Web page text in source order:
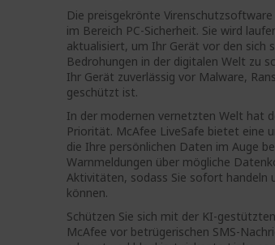
Die preisgekrönte
im Bereich PC-Sicherheit. Sie wird
aktualisiert, um Ihr Gerät vor den sich
Bedrohungen in der digitalen Welt zu
Ihr Gerät zuverlässig vor Malware,
geschützt ist.
In der modernen vernetzten Welt hat
Priorität. McAfee LiveSafe bietet eine
die Ihre persönlichen Daten im Auge
Warnmeldungen über mögliche
Aktivitäten, sodass Sie sofort handeln
können.
Schützen Sie sich mit der KI-
McAfee vor betrügerischen SMS-